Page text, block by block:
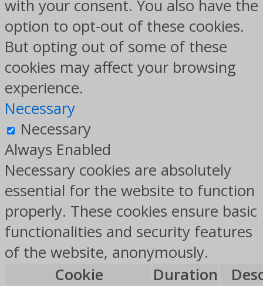
with your consent. You also have the
option to opt-out of these cookies.
But opting out of some of these
cookies may affect your browsing
experience.
Necessary
Necessary
Always Enabled
Necessary cookies are absolutely
essential for the website to function
properly. These cookies ensure basic
functionalities and security features
of the website, anonymously.
Cookie
Duration